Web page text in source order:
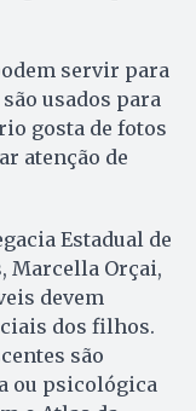
servir para
usados para
gosta de fotos
atenção de
Estadual de
Marcella Orçai,
devem
dos filhos.
são
ou psicológica